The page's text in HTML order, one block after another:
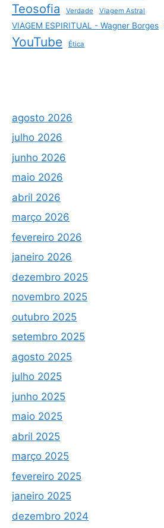
Teosofia Verdade Viagem Astral
VIAGEM ESPIRITUAL - Wagner Borges
YouTube Ética
agosto 2026
julho 2026
junho 2026
maio 2026
abril 2026
março 2026
fevereiro 2026
janeiro 2026
dezembro 2025
novembro 2025
outubro 2025
setembro 2025
agosto 2025
julho 2025
junho 2025
maio 2025
abril 2025
março 2025
fevereiro 2025
janeiro 2025
dezembro 2024